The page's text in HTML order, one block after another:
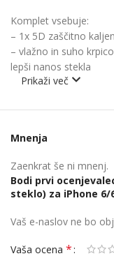
Komplet vsebuje:
– 1x 5D zaščitno
– vlažno in suho
lepši nanos stekla
Prikaži več
Mnenja
Zaenkrat še ni mnenj.
Bodi prvi
steklo) za iPhone 6/
Vaš e-naslov ne bo
Vaša ocena *